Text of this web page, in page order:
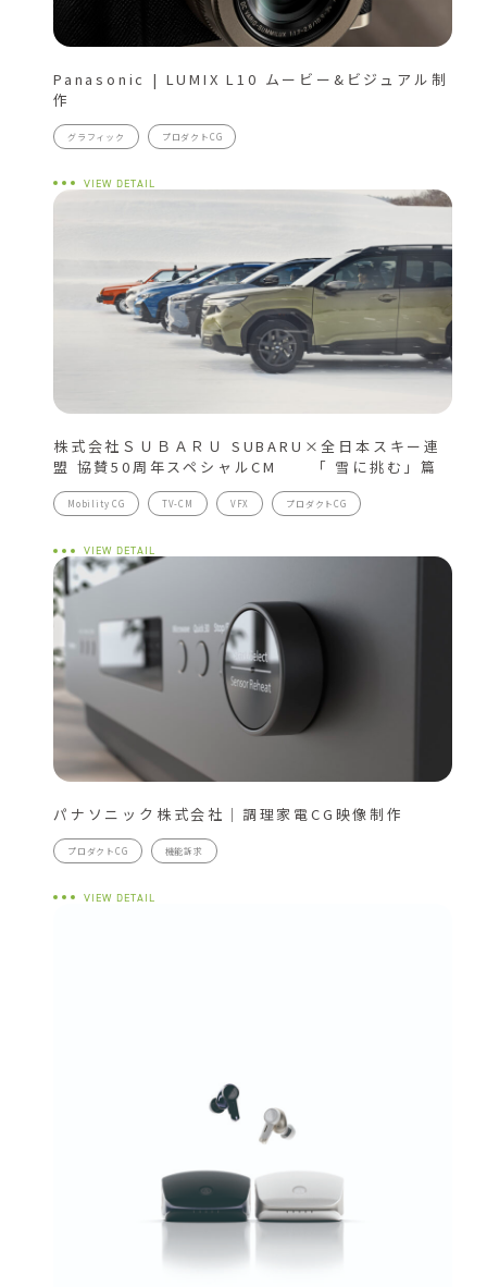
Panasonic | LUMIX L10 ムービー&ビジュアル制
作
グラフィック プロダクトCG
VIEW DETAIL
株式会社ＳＵＢＡＲＵ SUBARU×全日本スキー連
盟 協賛50周年スペシャルCM 「 雪に挑む」篇
Mobility CG TV-CM VFX プロダクトCG
VIEW DETAIL
パナソニック株式会社｜調理家電CG映像制作
プロダクトCG 機能訴求
VIEW DETAIL